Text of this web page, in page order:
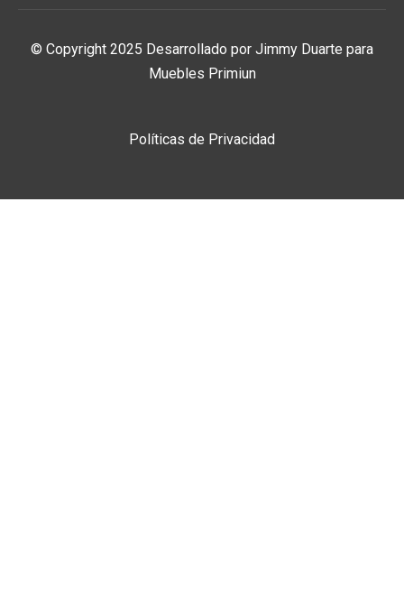
© Copyright 2025 Desarrollado por Jimmy Duarte para
Muebles Primiun
Políticas de Privacidad